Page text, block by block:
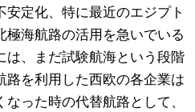
定化、特に最近のエジプト
海航路の活用を急いでいる
は、まだ試験航海という段階
を利用した西欧の各企業は
った時の代替航路として、